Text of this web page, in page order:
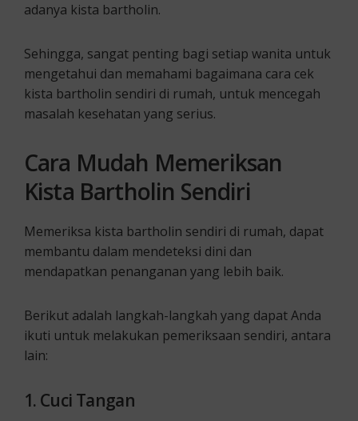
adanya kista bartholin.
Sehingga, sangat penting bagi setiap wanita untuk
mengetahui dan memahami bagaimana cara cek
kista bartholin sendiri di rumah, untuk mencegah
masalah kesehatan yang serius.
Cara Mudah Memeriksan
Kista Bartholin Sendiri
Memeriksa kista bartholin sendiri di rumah, dapat
membantu dalam mendeteksi dini dan
mendapatkan penanganan yang lebih baik.
Berikut adalah langkah-langkah yang dapat Anda
ikuti untuk melakukan pemeriksaan sendiri, antara
lain:
1. Cuci Tangan